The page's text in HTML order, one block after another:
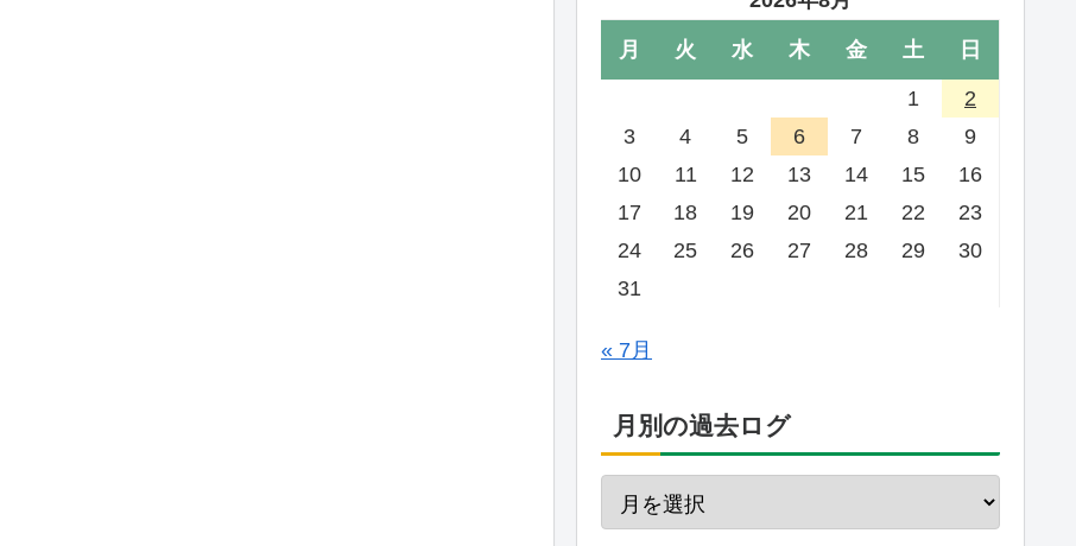
月 火 水 木 金 土 日
1
2
3
4 5 6 7 8
9
10
11 12 13 14 15
16
17
18 19 20 21 22
23
24
25 26 27 28 29
30
31
« 7月
月別の過去ログ